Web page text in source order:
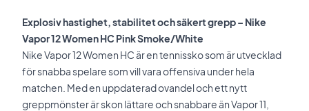
Explosiv hastighet, stabilitet och säkert grepp – Nike
Vapor 12 Women HC Pink Smoke/White
Nike Vapor 12 Women HC är en tennissko som är utvecklad
för snabba spelare som vill vara offensiva under hela
matchen. Med en uppdaterad ovandel och ett nytt
greppmönster är skon lättare och snabbare än Vapor 11,